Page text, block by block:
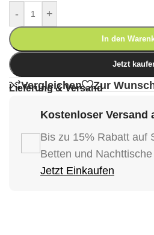
-
+
In den
Jetzt
Vergleichen Zur
Lieferung & Versand
Kostenloser Versand
Bis zu 15% Rabatt auf
Betten und
Jetzt Einkaufen